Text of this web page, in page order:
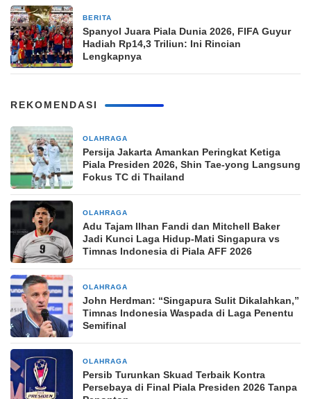
BERITA
Spanyol Juara Piala Dunia 2026, FIFA Guyur
Hadiah Rp14,3 Triliun: Ini Rincian
Lengkapnya
REKOMENDASI
OLAHRAGA
Persija Jakarta Amankan Peringkat Ketiga
Piala Presiden 2026, Shin Tae-yong Langsung
Fokus TC di Thailand
OLAHRAGA
Adu Tajam Ilhan Fandi dan Mitchell Baker
Jadi Kunci Laga Hidup-Mati Singapura vs
Timnas Indonesia di Piala AFF 2026
OLAHRAGA
John Herdman: “Singapura Sulit Dikalahkan,”
Timnas Indonesia Waspada di Laga Penentu
Semifinal
OLAHRAGA
Persib Turunkan Skuad Terbaik Kontra
Persebaya di Final Piala Presiden 2026 Tanpa